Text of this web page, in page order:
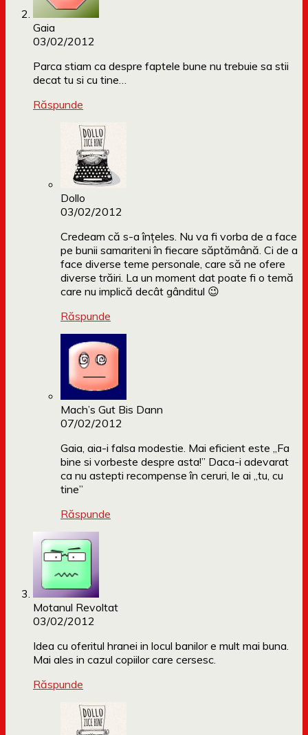
Gaia
03/02/2012
Parca stiam ca despre faptele bune nu trebuie sa stii
decat tu si cu tine…
Răspunde
Dollo
03/02/2012
Credeam că s-a înțeles. Nu va fi vorba de a face
pe bunii samariteni în fiecare săptămână. Ci de a
face diverse teme personale, care să ne ofere
diverse trăiri. La un moment dat poate fi o temă
care nu implică decât gânditul 😉
Răspunde
Mach’s Gut Bis Dann
07/02/2012
Gaia, aia-i falsa modestie. Mai eficient este „Fa
bine si vorbeste despre asta!” Daca-i adevarat
ca nu astepti recompense în ceruri, le ai „tu, cu
tine”
Răspunde
Motanul Revoltat
03/02/2012
Idea cu oferitul hranei in locul banilor e mult mai buna.
Mai ales in cazul copiilor care cersesc.
Răspunde